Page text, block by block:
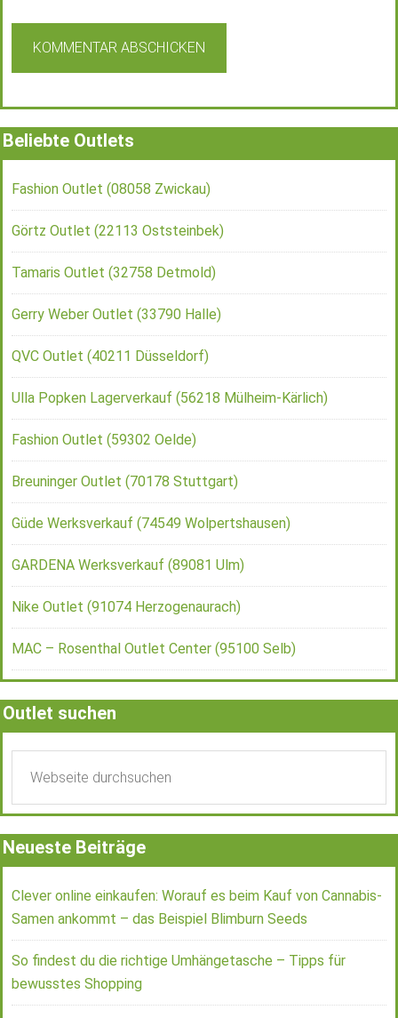
Beliebte Outlets
Fashion Outlet (08058 Zwickau)
Görtz Outlet (22113 Oststeinbek)
Tamaris Outlet (32758 Detmold)
Gerry Weber Outlet (33790 Halle)
QVC Outlet (40211 Düsseldorf)
Ulla Popken Lagerverkauf (56218 Mülheim-Kärlich)
Fashion Outlet (59302 Oelde)
Breuninger Outlet (70178 Stuttgart)
Güde Werksverkauf (74549 Wolpertshausen)
GARDENA Werksverkauf (89081 Ulm)
Nike Outlet (91074 Herzogenaurach)
MAC – Rosenthal Outlet Center (95100 Selb)
Outlet suchen
Neueste Beiträge
Clever online einkaufen: Worauf es beim Kauf von Cannabis-
Samen ankommt – das Beispiel Blimburn Seeds
So findest du die richtige Umhängetasche – Tipps für
bewusstes Shopping